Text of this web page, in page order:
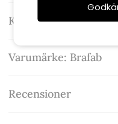
Kontakta oss
Varumärke: Brafab
Recensioner